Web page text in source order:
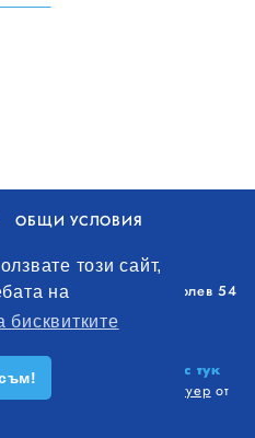
този сайт,
на
бисквитките
ОБЩИ УСЛОВИЯ
Варна, бул. Генерал Колев 54
621 112
brigada.com
строителен бизнес тук
Изработка на софтуер от